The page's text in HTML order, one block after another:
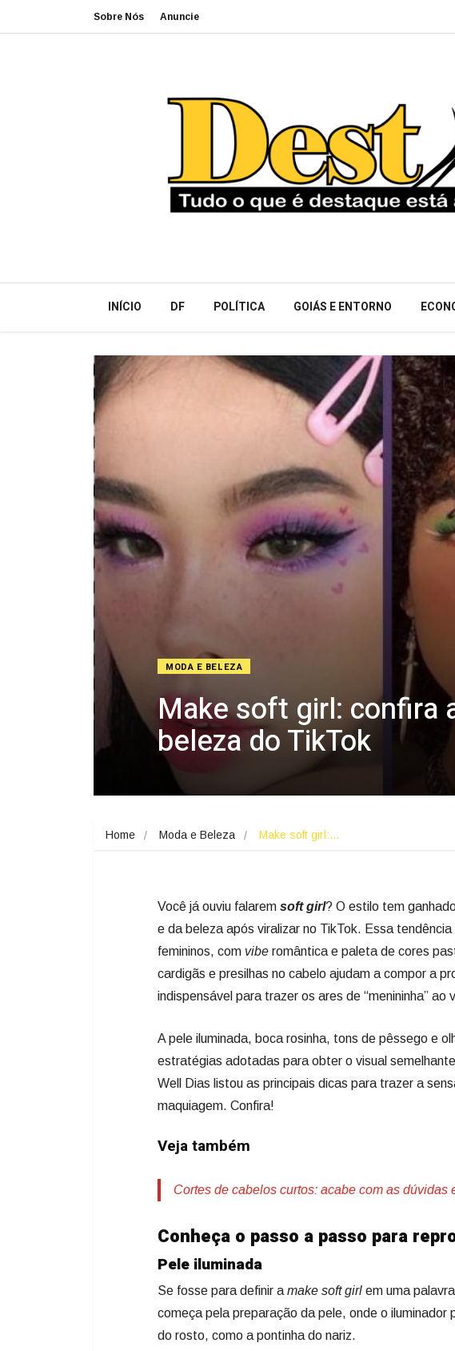
Sobre Nós Anuncie
INÍCIO DF POLÍTICA GOIÁS E ENTORNO
MODA E BELEZA
Make soft girl: confira
beleza do TikTok
Home Moda e Beleza Make soft girl:…
Você já ouviu falarem soft girl? O estilo tem
e da beleza após viralizar no TikTok. Essa
femininos, com vibe romântica e paleta de cores
cardigãs e presilhas no cabelo ajudam a compor a
indispensável para trazer os ares de “menininha” ao
A pele iluminada, boca rosinha, tons de pêssego e
estratégias adotadas para obter o visual
Well Dias listou as principais dicas para trazer a
maquiagem. Confira!
Veja também
Cortes de cabelos curtos: acabe com as dúvidas
Conheça o passo a passo para
Pele iluminada
Se fosse para definir a make soft girl em uma
começa pela preparação da pele, onde o
do rosto, como a pontinha do nariz.